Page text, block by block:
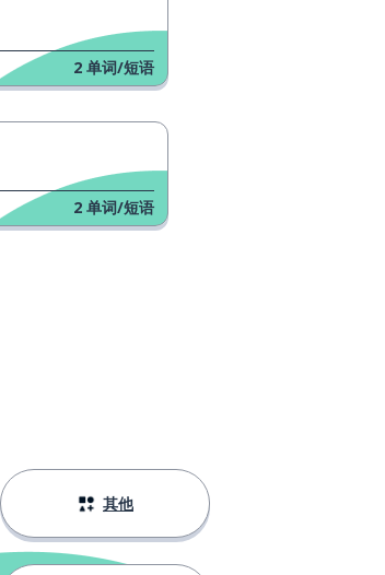
2 单词/短语
2 单词/短语
其他